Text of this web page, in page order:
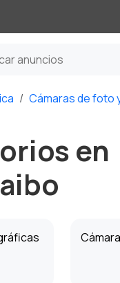
Cámaras de foto
en